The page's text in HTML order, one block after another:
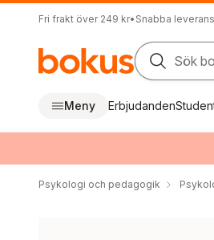
Fri frakt över 249 kr• Snabba
Sök
Meny Erbjudanden
Psykologi och pedagogik